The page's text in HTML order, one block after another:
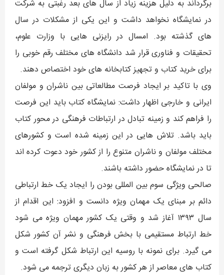
برگرداند به دلیل هزینه زیاد از سال های بعد رغبتی به شرکت
در نمایشگاه نخواهد داشت و این یکی از مشکلات در سال
های گذشته بود. امسال در رایزنی هایی با وزارت علوم،
تحقیقات و فناوری قرار شد دانشگاه های مختلف رقم خوبی را
برای خرید کتاب و تجهیز کتابخانه های خود اختصاص دهند.
وی با تاکید بر ایجاد فرصت مطالعاتی بین ناشران و مولفان
ایرانی و خارجی اظهار داشت: نمایشگاه کتاب باید این فرصت
را فراهم کند و زمینه تبادل در ارتباطات فرهنگی در محور کتاب
باید باشد. تلاش هایی در این زمینه شده است و کشورهای
مختلف مولفان و ناشران متنوع را از کشور خود دعوت کرده اند
تا در نمایشگاه حضور داشته باشند.
صالحی ویژگی سوم بین المللی بودن را ایجاد یک خط ارتباطی
دائم بر مبنای یک مهمان ویژه دانست و افزود: این اقدام از
سال ۱۳۹۳ آغاز شد و وقتی یک کشور مهمان ویژه می شود
خط ارتباط مستقیمی با بخش فرهنگی و نشر آن کشور شکل
می گیرد. برای نمونه با روسیه این ارتباط شکل گرفته است و
کتاب های معاصر از هر کشور به زبان دیگری ترجمه می شود.